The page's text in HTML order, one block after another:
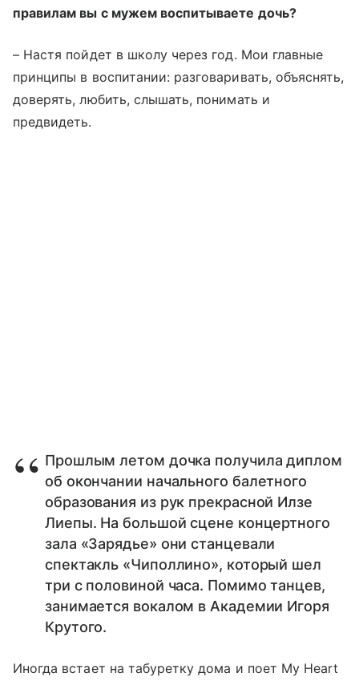
правилам вы с мужем воспитываете дочь?
– Настя пойдет в школу через год. Мои главные
принципы в воспитании: разговаривать, объяснять,
доверять, любить, слышать, понимать и
предвидеть.
Прошлым летом дочка получила диплом
об окончании начального балетного
образования из рук прекрасной Илзе
Лиепы. На большой сцене концертного
зала «Зарядье» они станцевали
спектакль «Чиполлино», который шел
три с половиной часа. Помимо танцев,
занимается вокалом в Академии Игоря
Крутого.
Иногда встает на табуретку дома и поет My Heart